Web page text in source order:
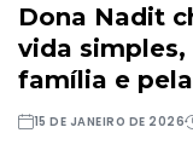
Dona Nadit
vida
família e
15 DE JANEIRO DE 2026